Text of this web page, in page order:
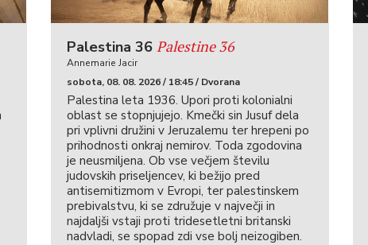
Palestina 36 Palestine 36
Annemarie Jacir
sobota, 08. 08. 2026 / 18:45 / Dvorana
Palestina leta 1936. Upori proti kolonialni
oblast se stopnjujejo. Kmečki sin Jusuf dela
pri vplivni družini v Jeruzalemu ter hrepeni po
prihodnosti onkraj nemirov. Toda zgodovina
je neusmiljena. Ob vse večjem številu
judovskih priseljencev, ki bežijo pred
antisemitizmom v Evropi, ter palestinskem
prebivalstvu, ki se združuje v največji in
najdaljši vstaji proti tridesetletni britanski
nadvladi, se spopad zdi vse bolj neizogiben.